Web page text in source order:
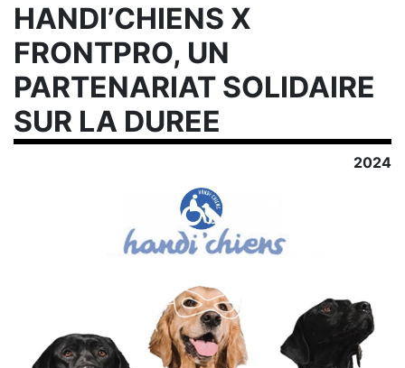
HANDI’CHIENS X
FRONTPRO, UN
PARTENARIAT SOLIDAIRE
SUR LA DUREE
2024